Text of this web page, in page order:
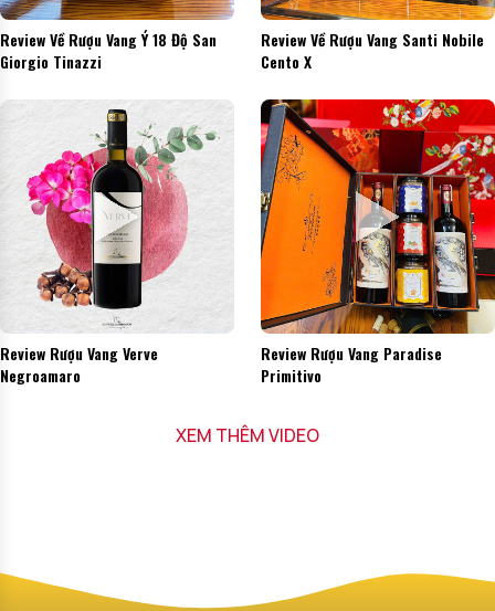
Review Về Rượu Vang Ý 18 Độ San
Giorgio Tinazzi
Review Về Rượu Vang Santi Nobile
Cento X
Review Rượu Vang Verve
Negroamaro
Review Rượu Vang Paradise
Primitivo
XEM THÊM VIDEO